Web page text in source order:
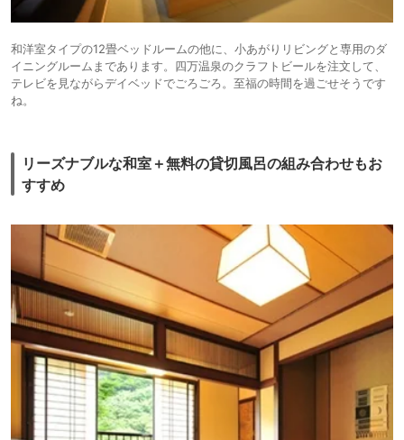
和洋室タイプの12畳ベッドルームの他に、小あがりリビングと専用のダ
イニングルームまであります。四万温泉のクラフトビールを注文して、
テレビを見ながらデイベッドでごろごろ。至福の時間を過ごせそうです
ね。
リーズナブルな和室＋無料の貸切風呂の組み合わせもお
すすめ